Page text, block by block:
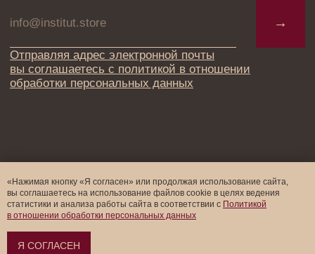
«Нажимая кнопку «Я согласен» или продолжая использование сайта,
вы соглашаетесь на использование файлов cookie в целях ведения
статистики и анализа работы cайта в соответствии с Политикой
в отношении обработки персональных данных
Я СОГЛАСЕН